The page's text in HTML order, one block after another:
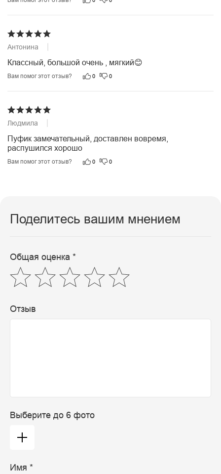
Антонина
Классный, большой очень , мягкий😊
Вам помог этот отзыв? 0 0
Людмила
Пуфик замечательный, доставлен вовремя,
распушился хорошо
Вам помог этот отзыв? 0 0
Поделитесь вашим мнением
Общая оценка *
Отзыв
Выберите до 6 фото
Имя *